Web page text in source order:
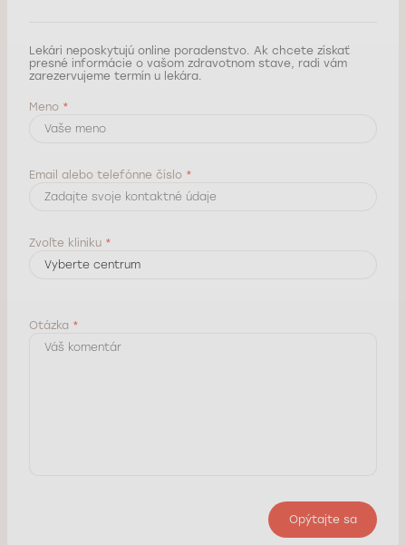
Lekári neposkytujú online poradenstvo. Ak chcete získať
presné informácie o vašom zdravotnom stave, radi vám
zarezervujeme termín u lekára.
Meno *
Email alebo telefónne číslo *
Zvoľte kliniku *
Otázka *
Opýtajte sa